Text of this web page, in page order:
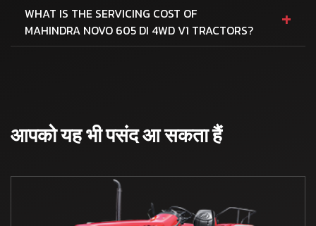
WHAT IS THE SERVICING COST OF
MAHINDRA NOVO 605 DI 4WD V1 TRACTORS?
+
आपको यह भी पसंद आ सकता हैं